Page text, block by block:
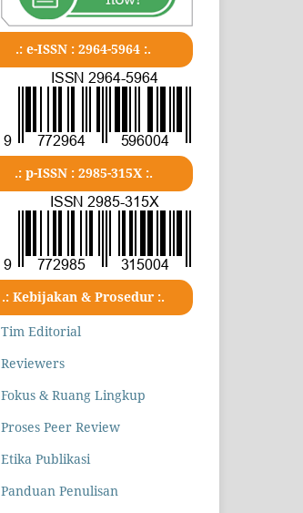
.: e-ISSN : 2964-5964 :.
.: p-ISSN : 2985-315X :.
.: Kebijakan & Prosedur :.
Tim Editorial
Reviewers
Fokus & Ruang Lingkup
Proses Peer Review
Etika Publikasi
Panduan Penulisan